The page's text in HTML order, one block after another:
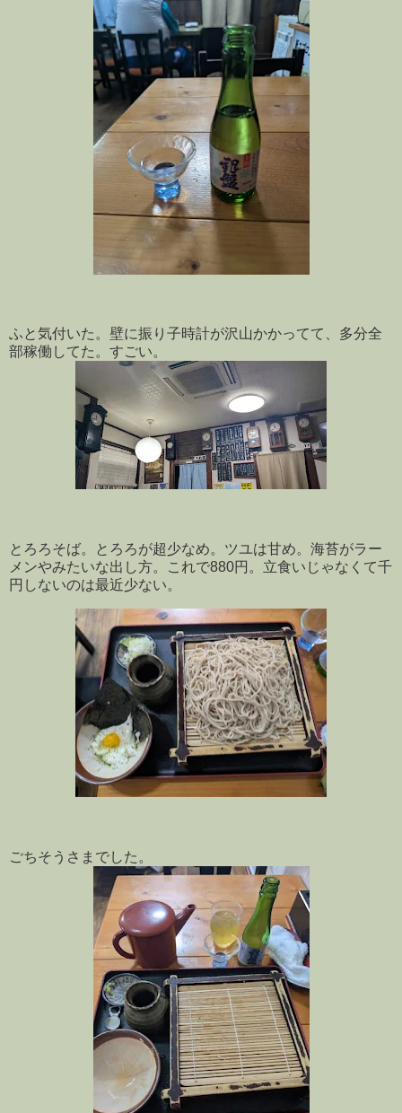
ふと気付いた。壁に振り子時計が沢山かかってて、多分全
部稼働してた。すごい。
とろろそば。とろろが超少なめ。ツユは甘め。海苔がラー
メンやみたいな出し方。これで880円。立食いじゃなくて千
円しないのは最近少ない。
ごちそうさまでした。